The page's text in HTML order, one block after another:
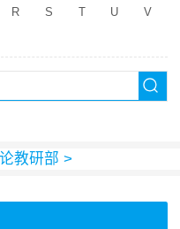
R S T U
V
教研部 >